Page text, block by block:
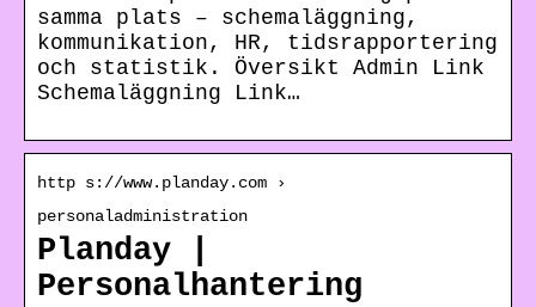
samma plats – schemaläggning,
kommunikation, HR, tidsrapportering
och statistik. Översikt Admin Link
Schemaläggning Link…
http s://www.planday.com ›
personaladministration
Planday |
Personalhantering